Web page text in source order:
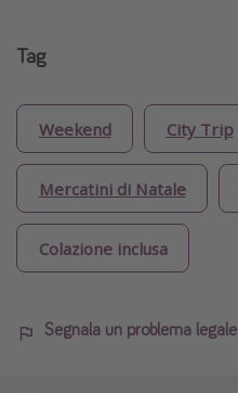
Tag
Weekend City Trip
Mercatini di Natale
Colazione inclusa
Segnala un problema legale